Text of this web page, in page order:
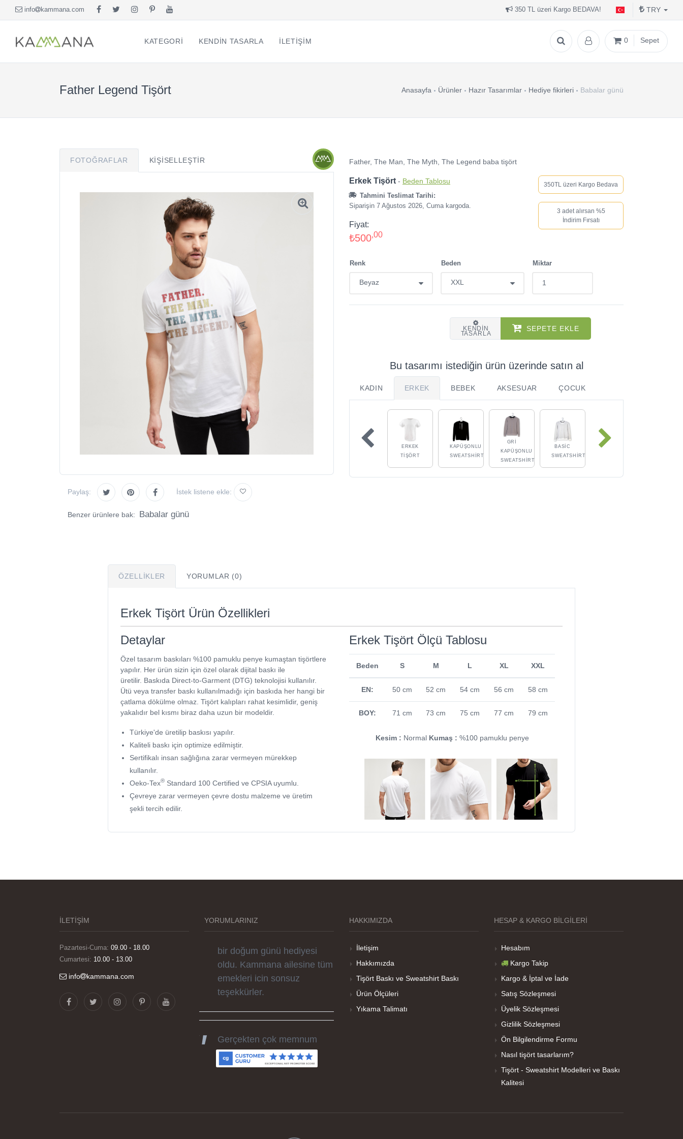
info kammana.com 350 TL üzeri Kargo BEDAVA! TRY
KATEGORI KENDIN TASARLA İLETIŞIM 0 Sepet
Father Legend Tişört Anasayfa Ürünler Hazır Tasarımlar Hediye fikirleri Babalar günü
FOTOĞRAFLAR KIŞISELLEŞTIR
Paylaş: İstek listene ekle:
Benzer ürünlere bak: Babalar günü
Father, The Man, The Myth, The Legend baba tişört
Erkek Tişört - Beden Tablosu
Tahmini Teslimat Tarihi:
Siparişin 7 Ağustos 2026, Cuma kargoda.
350TL üzeri Kargo Bedava
3 adet alırsan %5
İndirim Fırsatı
Fiyat:
₺500,00
Renk Beden Miktar
KENDIN
TASARLA
SEPETE EKLE
Bu tasarımı istediğin ürün üzerinde satın al
KADIN ERKEK BEBEK AKSESUAR ÇOCUK
ERKEK
TIŞÖRT
KAPÜŞONLU
SWEATSHIRT
GRI
KAPÜŞONLU
SWEATSHIRT
BASIC
SWEATSHIRT
ÖZELLIKLER YORUMLAR (0)
Erkek Tişört Ürün Özellikleri
Detaylar
Özel tasarım baskıları %100 pamuklu penye kumaştan tişörtlere
yapılır. Her ürün sizin için özel olarak dijital baskı ile
üretilir. Baskıda Direct-to-Garment (DTG) teknolojisi kullanılır.
Ütü veya transfer baskı kullanılmadığı için baskıda her hangi bir
çatlama dökülme olmaz. Tişört kalıpları rahat kesimlidir, geniş
yakalıdır bel kısmı biraz daha uzun bir modeldir.
Türkiye'de üretilip baskısı yapılır.
Kaliteli baskı için optimize edilmiştir.
Sertifikalı insan sağlığına zarar vermeyen mürekkep
kullanılır.
Oeko-Tex® Standard 100 Certified ve CPSIA uyumlu.
Çevreye zarar vermeyen çevre dostu malzeme ve üretim
şekli tercih edilir.
Erkek Tişört Ölçü Tablosu
Beden S M L XL XXL
EN: 50 cm 52 cm 54 cm 56 cm 58 cm
BOY: 71 cm 73 cm 75 cm 77 cm 79 cm
Kesim : Normal Kumaş : %100 pamuklu penye
İLETİŞİM
Pazartesi-Cuma: 09.00 - 18.00
Cumartesi: 10.00 - 13.00
info kammana.com
YORUMLARINIZ
Görselleri ve baskı kalitesi
siparislerim kısa zamanda
elime ulaştı. Keyifli ve özel
bir doğum günü hediyesi
oldu. Kammana ailesine tüm
emekleri icin sonsuz
teşekkürler.
Gerçekten çok memnum
kaldım, sorunlu olan ürünü
hemen düzelttiler ve ertesi
HAKKIMIZDA
İletişim
Hakkımızda
Tişört Baskı ve Sweatshirt Baskı
Ürün Ölçüleri
Yıkama Talimatı
HESAP & KARGO BILGILERI
Hesabım
Kargo Takip
Kargo & İptal ve İade
Satış Sözleşmesi
Üyelik Sözleşmesi
Gizlilik Sözleşmesi
Ön Bilgilendirme Formu
Nasıl tişört tasarlarım?
Tişört - Sweatshirt Modelleri ve Baskı
Kalitesi